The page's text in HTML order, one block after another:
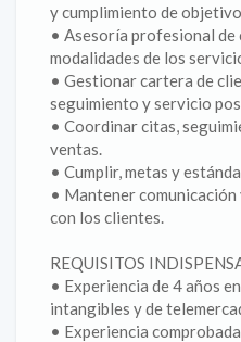
y cumplimiento de
• Asesoría profesional
modalidades de los
• Gestionar cartera de
seguimiento y servicio
• Coordinar citas,
ventas.
• Cumplir, metas y
• Mantener
con los clientes.
REQUISITOS
• Experiencia de 4 años
intangibles y de
• Experiencia